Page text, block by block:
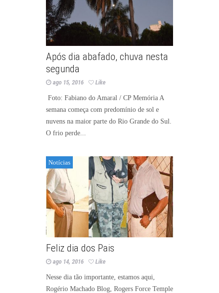
Após dia abafado, chuva nesta
segunda
ago 15, 2016 Like
Foto: Fabiano do Amaral / CP Memória A
semana começa com predomínio de sol e
nuvens na maior parte do Rio Grande do Sul.
O frio perde...
Notícias
Feliz dia dos Pais
ago 14, 2016 Like
Nesse dia tão importante, estamos aqui,
Rogério Machado Blog, Rogers Force Temple